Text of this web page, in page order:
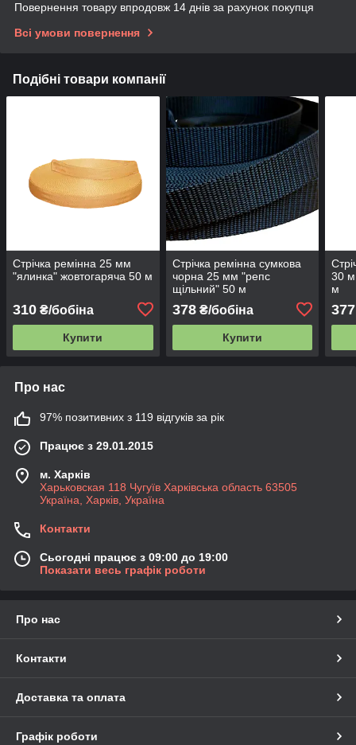
Повернення товару впродовж 14 днів за рахунок покупця
Всі умови повернення
Подібні товари компанії
Стрічка ремінна 25 мм
"ялинка" жовтогаряча 50 м
310 ₴/бобіна
Купити
Стрічка ремінна сумкова
чорна 25 мм "репс
щільний" 50 м
378₴/бобіна
Купити
30
м
377
Про нас
97% позитивних з 119 відгуків за рік
Працює з 29.01.2015
м. Харків
Харьковская 118 Чугуїв Харківська область 63505
Україна, Харків, Україна
Контакти
Сьогодні працює з 09:00 до 19:00
Показати весь графік роботи
Про нас
Контакти
Доставка та оплата
Графік роботи